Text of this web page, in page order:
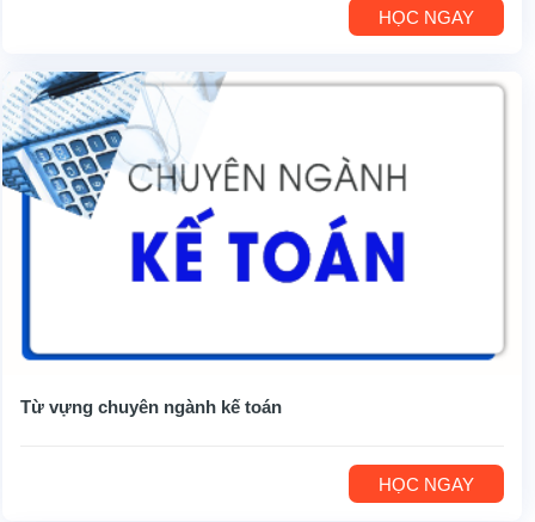
HỌC NGAY
Từ vựng chuyên ngành kế toán
HỌC NGAY